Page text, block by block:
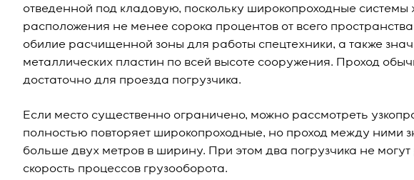
отведенной под кладовую, поскольку широкопроходные
расположения не менее сорока процентов от всего
обилие расчищенной зоны для работы спецтехники, а также
металлических пластин по всей высоте сооружения. Проход
достаточно для проезда погрузчика.
Если место существенно ограничено, можно рассмотреть
полностью повторяет широкопроходные, но проход между ними
больше двух метров в ширину. При этом два погрузчика не
скорость процессов грузооборота.